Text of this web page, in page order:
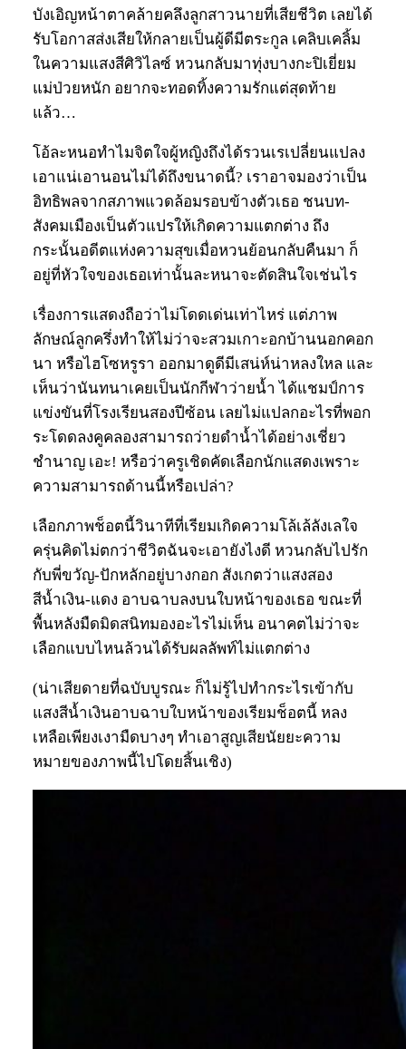
บังเอิญหน้าตาคล้ายคลึงลูกสาวนายที่เสียชีวิต เลยได้
รับโอกาสส่งเสียให้กลายเป็นผู้ดีมีตระกูล เคลิบเคลิ้ม
ในความแสงสีศิวิไลซ์ หวนกลับมาทุ่งบางกะปิเยี่ยม
แม่ป่วยหนัก อยากจะทอดทิ้งความรักแต่สุดท้าย
แล้ว…
โอ้ละหนอทำไมจิตใจผู้หญิงถึงได้รวนเรเปลี่ยนแปลง
เอาแน่เอานอนไม่ได้ถึงขนาดนี้? เราอาจมองว่าเป็น
อิทธิพลจากสภาพแวดล้อมรอบข้างตัวเธอ ชนบท-
สังคมเมืองเป็นตัวแปรให้เกิดความแตกต่าง ถึง
กระนั้นอดีตแห่งความสุขเมื่อหวนย้อนกลับคืนมา ก็
อยู่ที่หัวใจของเธอเท่านั้นละหนาจะตัดสินใจเช่นไร
เรื่องการแสดงถือว่าไม่โดดเด่นเท่าไหร่ แต่ภาพ
ลักษณ์ลูกครึ่งทำให้ไม่ว่าจะสวมเกาะอกบ้านนอกคอก
นา หรือไฮโซหรูรา ออกมาดูดีมีเสน่ห์น่าหลงใหล และ
เห็นว่านันทนาเคยเป็นนักกีฬาว่ายน้ำ ได้แชมป์การ
แข่งขันที่โรงเรียนสองปีซ้อน เลยไม่แปลกอะไรที่พอก
ระโดดลงคูคลองสามารถว่ายดำน้ำได้อย่างเชี่ยว
ชำนาญ เอะ! หรือว่าครูเชิดคัดเลือกนักแสดงเพราะ
ความสามารถด้านนี้หรือเปล่า?
เลือกภาพช็อตนี้วินาทีที่เรียมเกิดความโล้เล้ลังเลใจ
ครุ่นคิดไม่ตกว่าชีวิตฉันจะเอายังไงดี หวนกลับไปรัก
กับพี่ขวัญ-ปักหลักอยู่บางกอก สังเกตว่าแสงสอง
สีน้ำเงิน-แดง อาบฉาบลงบนใบหน้าของเธอ ขณะที่
พื้นหลังมืดมิดสนิทมองอะไรไม่เห็น อนาคตไม่ว่าจะ
เลือกแบบไหนล้วนได้รับผลลัพท์ไม่แตกต่าง
(น่าเสียดายที่ฉบับบูรณะ ก็ไม่รู้ไปทำกระไรเข้ากับ
แสงสีน้ำเงินอาบฉาบใบหน้าของเรียมช็อตนี้ หลง
เหลือเพียงเงามืดบางๆ ทำเอาสูญเสียนัยยะความ
หมายของภาพนี้ไปโดยสิ้นเชิง)